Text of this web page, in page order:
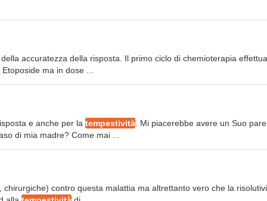
accuratezza della risposta. Il primo ciclo di chemioterapia
ma in dose ...
e anche per la tempestività . Mi piacerebbe avere un Suo
di mia madre? Come mai ...
contro questa malattia ma altrettanto vero che la